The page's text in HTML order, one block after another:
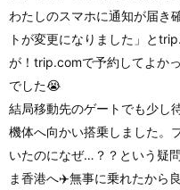
わたしのスマホに通知が届き
トが変更になりました」と
が！trip.comで予約してよか
でした😭
結局移動先のゲートでも少し
機体へ向かい搭乗しました。
いたのになぜ…？？という疑
ま香港へ✈️無事に乗れたから